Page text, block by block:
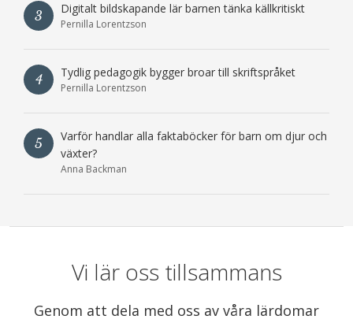
3 Digitalt bildskapande lär barnen tänka källkritiskt
Pernilla Lorentzson
4 Tydlig pedagogik bygger broar till skriftspråket
Pernilla Lorentzson
5
Varför handlar alla faktaböcker för barn om djur och
växter?
Anna Backman
Vi lär oss tillsammans
Genom att dela med oss av våra lärdomar